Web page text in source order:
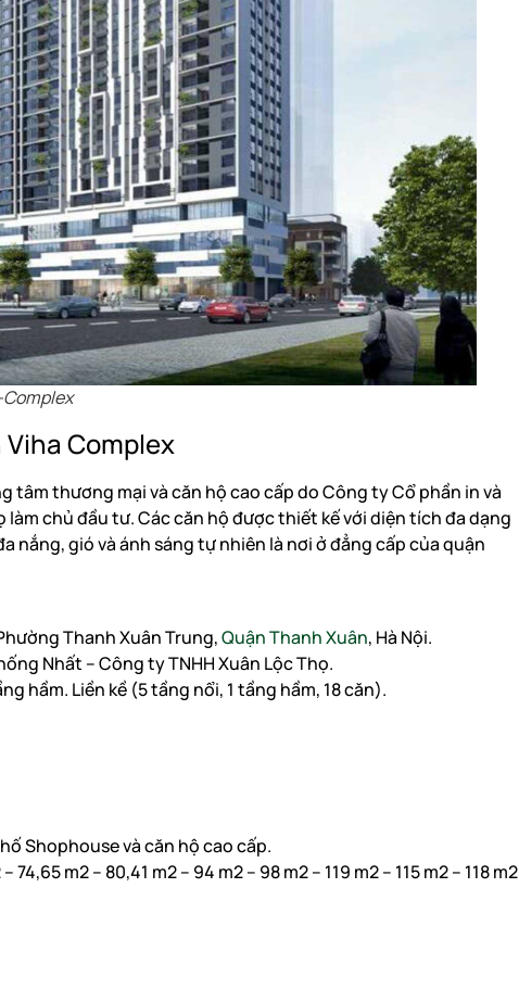
Complex
tâm thương mại và căn hộ cao cấp do Công ty Cổ phần in và
chủ đầu tư. Các căn hộ được thiết kế với diện tích đa dạng
nắng, gió và ánh sáng tự nhiên là nơi ở đẳng cấp của quận
Thanh Xuân Trung,Quận Thanh Xuân, Hà Nội.
Nhất – Công ty TNHH Xuân Lộc Thọ.
hầm. Liền kề (5 tầng nổi, 1 tầng hầm, 18 căn).
Shophouse và căn hộ cao cấp.
m2 – 80,41 m2 – 94 m2 – 98 m2 – 119 m2 – 115 m2 – 118 m2